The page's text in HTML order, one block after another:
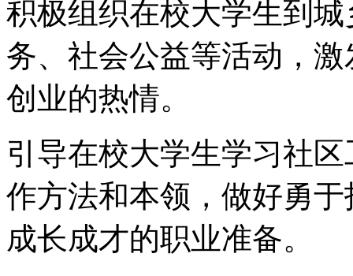
积极组织在校大学生到
务、社会公益等活动，
创业的热情。
引导在校大学生学习社
作方法和本领，做好勇
成长成才的职业准备。